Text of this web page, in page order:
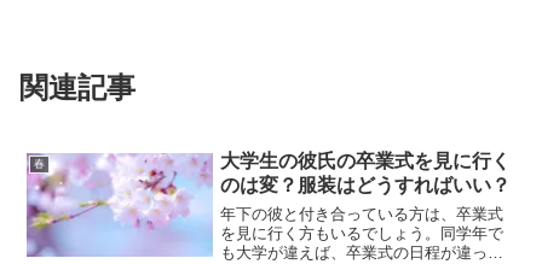
関連記事
春
大学生の彼氏の卒業式を見に行く
のは変？服装はどうすればいい？
年下の彼と付き合っている方は、卒業式
を見に行く方もいるでしょう。同学年で
も大学が違えば、卒業式の日程が違って